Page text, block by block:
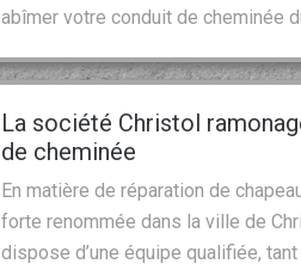
abîmer votre conduit de cheminée
La société Christol
de cheminée
En matière de réparation de
forte renommée dans la ville de
dispose d’une équipe qualifiée,